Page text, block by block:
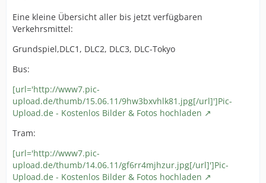
Eine kleine Übersicht aller bis jetzt verfügbaren
Verkehrsmittel:
Grundspiel,DLC1, DLC2, DLC3, DLC-Tokyo
Bus:
[url='http://www7.pic-
upload.de/thumb/15.06.11/9hw3bxvhlk81.jpg[/url]']Pic-
Upload.de - Kostenlos Bilder & Fotos hochladen
Tram:
[url='http://www7.pic-
upload.de/thumb/14.06.11/gf6rr4mjhzur.jpg[/url]']Pic-
Upload.de - Kostenlos Bilder & Fotos hochladen